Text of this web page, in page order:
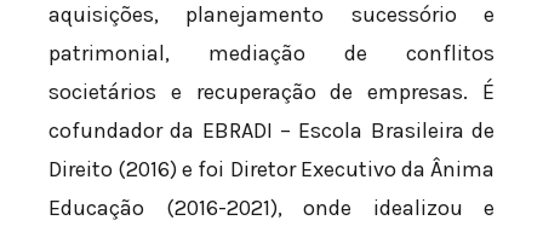
aquisições, planejamento sucessório e
patrimonial, mediação de conflitos
societários e recuperação de empresas. É
cofundador da EBRADI – Escola Brasileira de
Direito (2016) e foi Diretor Executivo da Ânima
Educação (2016-2021), onde idealizou e